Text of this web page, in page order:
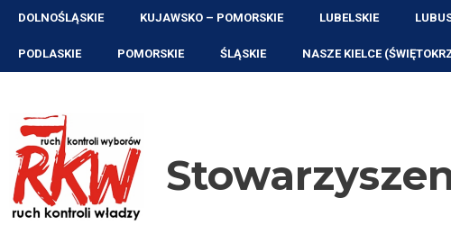
Przejdź
treści
DOLNOŚLĄSKIE KUJAWSKO – POMORSKIE LUBELSKIE
PODLASKIE POMORSKIE ŚLĄSKIE NASZE KIELCE